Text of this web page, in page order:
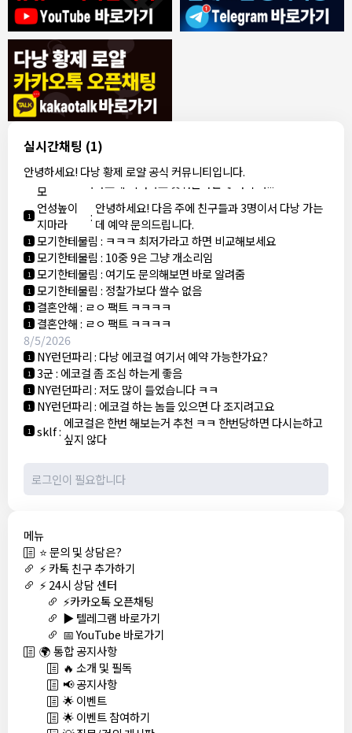
실시간채팅 (1)
안녕하세요! 다낭 황제 로얄 공식 커뮤니티입니다.
7/30/2026
1 ROY:에코걸은 파면 팔수록 괴담만..
1 ROY:제 지인이 예약 후
1 ROY:갑자기 연락이 끊겨 당황했다네요
1 동동이:오늘 무슨 날인가요
1 동동이:군인들이 뭐 하는데 다낭에서
1 1000억 대표:축제 하던디요
8/4/2026
1 빨갱이관타나모
1
빨갱이
관타나
모
:아까 오픈채팅에서 로컬 브로커라는 애가 카톡 왔는데
가라오케 최저가로 맞춰준다는데 여기 가...
1
언성높이
지마라
: 안녕하세요! 다음 주에 친구들과 3명이서 다낭 가는
데 예약 문의드립니다.
1 모기한테물림 : ㅋㅋㅋ 최저가라고 하면 비교해보세요
1 모기한테물림 : 10중 9은 그냥 개소리임
1 모기한테물림 : 여기도 문의해보면 바로 알려줌
1 모기한테물림 : 정찰가보다 쌀수 없음
1 결혼안해: ㄹㅇ 팩트 ㅋㅋㅋㅋ
1 결혼안해: ㄹㅇ 팩트 ㅋㅋㅋㅋ
8/5/2026
1 NY런던파리: 다낭 에코걸 여기서 예약 가능한가요?
1 3군: 에코걸 좀 조심 하는게 좋음
1 NY런던파리:저도 많이 들었습니다 ㅋㅋ
1 NY런던파리: 에코걸 하는 놈들 있으면 다 조지려고요
1 sklf: 에코걸은 한번 해보는거 추천 ㅋㅋ 한번당하면 다시는하고
싶지 않다
메뉴
⭐ 문의 및 상담은?
⚡ 카톡 친구 추가하기
⚡ 24시 상담 센터
⚡카카오톡 오픈채팅
▶️ 텔레그램 바로가기
📅 YouTube 바로가기
🌍 통합 공지사항
🔥 소개 및 필독
📢 공지사항
🌟 이벤트
🌟 이벤트 참여하기